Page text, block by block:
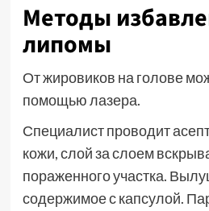
Методы
липомы
От жировиков на голове
помощью лазера.
Специалист проводит
кожи, слой за слоем
пораженного участка.
содержимое с капсулой.